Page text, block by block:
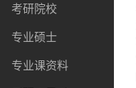
考研院校
专业硕士
专业课资料